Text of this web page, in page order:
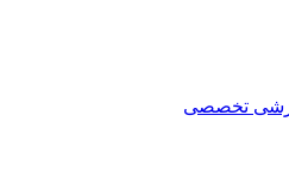
تخصصی